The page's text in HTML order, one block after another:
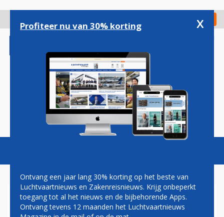
gaan
Check in
Magazine Podcasts Vacatures
LUFTHANSA VERKOOPT
Profiteer nu van 30% korting x
Ontvang een jaar lang 30% korting op het beste van
Luchtvaartnieuws en Zakenreisnieuws. Krijg onbeperkt
toegang tot al het nieuws en de bijbehorende Apps.
Ontvang tevens 12 maanden het Luchtvaartnieuws